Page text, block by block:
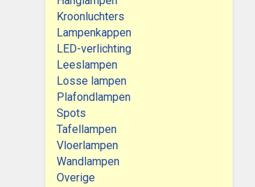
Kroonluchters
Lampenkappen
LED-verlichting
Leeslampen
Losse lampen
Plafondlampen
Spots
Tafellampen
Vloerlampen
Wandlampen
Overige